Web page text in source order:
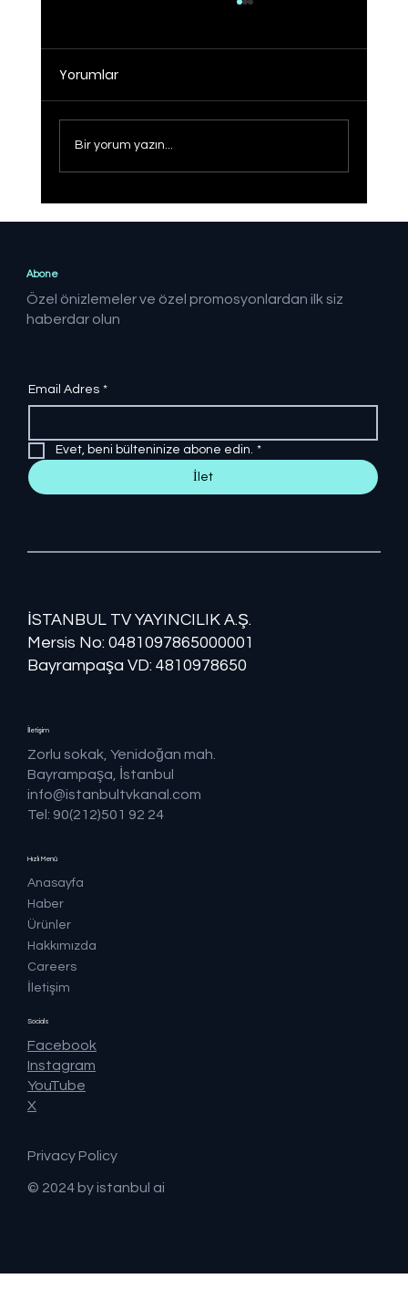
Yorumlar
Bir yorum yazın...
Abone
Özel önizlemeler ve özel promosyonlardan ilk siz
haberdar olun
Email Adres *
Evet, beni bülteninize abone edin. *
İlet
İSTANBUL TV YAYINCILIK A.Ş.
Mersis No: ​​0481097865000001
Bayrampaşa VD: 4810978650
Hızlı Menü
Anasayfa
Haber
Ürünler
Hakkımızda
Careers
İletişim
İletişim
Zorlu sokak, Yenidoğan mah.
Bayrampaşa, İstanbul
info@istanbultvkanal.com
Tel: 90(212)501 92 24
Socials
Facebook
Instagram
YouTube
X
© 2024 by istanbul ai
Privacy Policy